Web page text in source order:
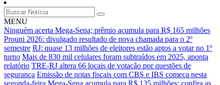
MENU
Ninguém acerta Mega-Sena; prêmio acumula para R$ 165 milhões
Prouni 2026: divulgado resultado de nova chamada para o 2º
semestre RJ: quase 13 milhões de eleitores estão aptos a votar no 1º
turno Mais de 830 mil celulares foram subtraídos em 2025, aponta
relatório TRE-RJ altera 66 locais de votação por questões de
segurança Emissão de notas fiscais com CBS e IBS começa nesta
segunda-feira Mega-Sena acumula para R$ 135 milhões; confira as